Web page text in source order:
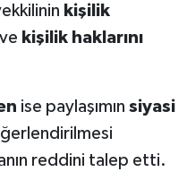
kişilik
kişilik haklarını
ise paylaşımın siyasi
reddini talep etti.